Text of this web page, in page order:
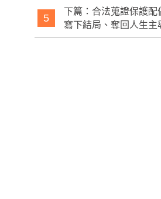
5
下篇：合法蒐證保護配
寫下結局、奪回人生主